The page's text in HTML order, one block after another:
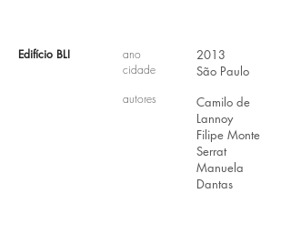
Edifício BLI
ano
cidade
autores
2013
São Paulo
Camilo de
Lannoy
Filipe Monte
Serrat
Manuela
Dantas